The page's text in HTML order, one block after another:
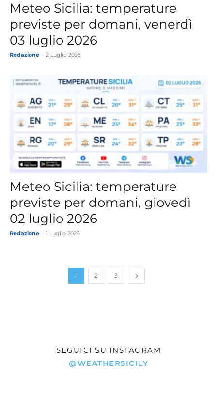
Meteo Sicilia: temperature
previste per domani, venerdì
03 luglio 2026
Redazione 2 Luglio 2026
Meteo Sicilia: temperature
previste per domani, giovedì
02 luglio 2026
Redazione 1 Luglio 2026
1 2 3
SEGUICI SU INSTAGRAM
@WEATHERSICILY